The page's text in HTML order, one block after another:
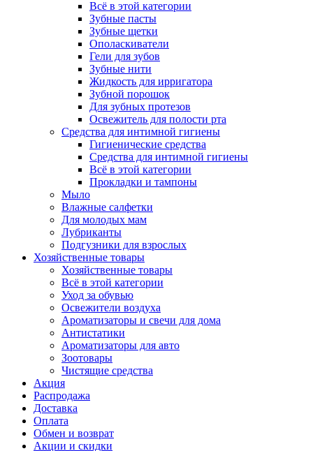
Всё в этой категории
Зубные пасты
Зубные щетки
Ополаскиватели
Гели для зубов
Зубные нити
Жидкость для ирригатора
Зубной порошок
Для зубных протезов
Освежитель для полости рта
Средства для интимной гигиены
Гигиенические средства
Средства для интимной гигиены
Всё в этой категории
Прокладки и тампоны
Мыло
Влажные салфетки
Для молодых мам
Лубриканты
Подгузники для взрослых
Хозяйственные товары
Хозяйственные товары
Всё в этой категории
Уход за обувью
Освежители воздуха
Ароматизаторы и свечи для дома
Антистатики
Ароматизаторы для авто
Зоотовары
Чистящие средства
Акция
Распродажа
Доставка
Оплата
Обмен и возврат
Акции и скидки